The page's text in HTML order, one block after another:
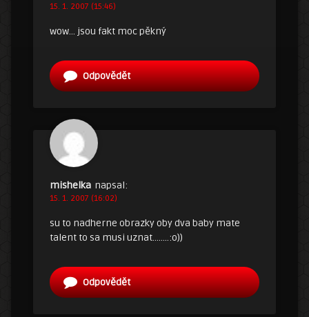
15. 1. 2007 (15:46)
wow… jsou fakt moc pěkný
Odpovědět
mishelka napsal:
15. 1. 2007 (16:02)
su to nadherne obrazky oby dva baby mate
talent to sa musi uznat……..:o))
Odpovědět